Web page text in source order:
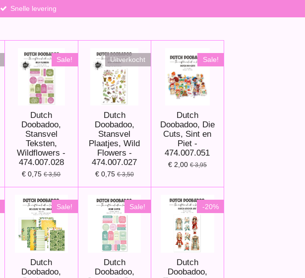
Snelle levering
Sale!
Dutch
Doobadoo,
Stansvel
Teksten,
Wildflowers -
474.007.028
€ 0,75 € 3,50
Uitverkocht
Dutch
Doobadoo,
Stansvel
Plaatjes, Wild
Flowers -
474.007.027
€ 0,75 € 3,50
Sale!
Dutch
Doobadoo, Die
Cuts, Sint en
Piet -
474.007.051
€ 2,00 € 3,95
Sale!
Dutch
Doobadoo,
Sale!
Dutch
Doobadoo,
-20%
Dutch
Doobadoo,